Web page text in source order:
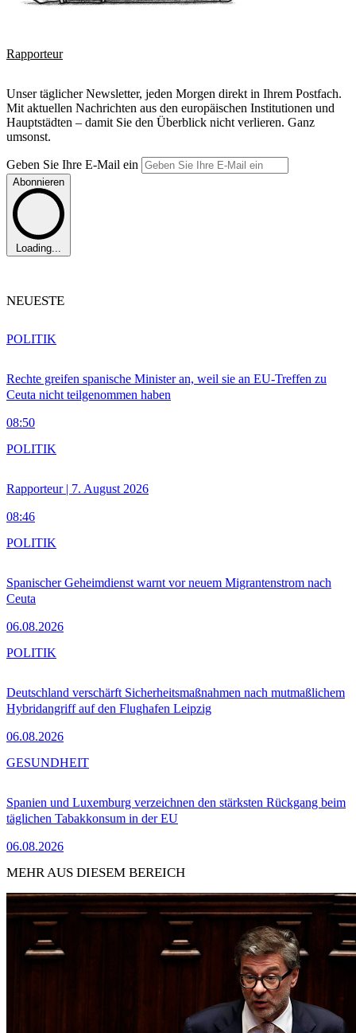
Rapporteur
Unser täglicher Newsletter, jeden Morgen direkt in Ihrem Postfach.
Mit aktuellen Nachrichten aus den europäischen Institutionen und
Hauptstädten – damit Sie den Überblick nicht verlieren. Ganz
umsonst.
Geben Sie Ihre E-Mail ein
Abonnieren
Loading...
NEUESTE
Rechte greifen spanische Minister an, weil sie an EU-Treffen zu
Ceuta nicht teilgenommen haben
08:50
POLITIK
Rapporteur | 7. August 2026
08:46
POLITIK
Spanischer Geheimdienst warnt vor neuem Migrantenstrom nach
Ceuta
06.08.2026
POLITIK
Deutschland verschärft Sicherheitsmaßnahmen nach mutmaßlichem
Hybridangriff auf den Flughafen Leipzig
06.08.2026
POLITIK
Spanien und Luxemburg verzeichnen den stärksten Rückgang beim
täglichen Tabakkonsum in der EU
06.08.2026
GESUNDHEIT
MEHR AUS DIESEM BEREICH